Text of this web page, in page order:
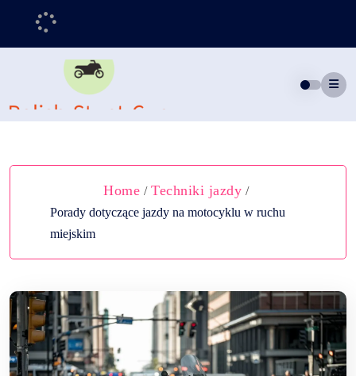
Home / Techniki jazdy /
Porady dotyczące jazdy na motocyklu w ruchu
miejskim